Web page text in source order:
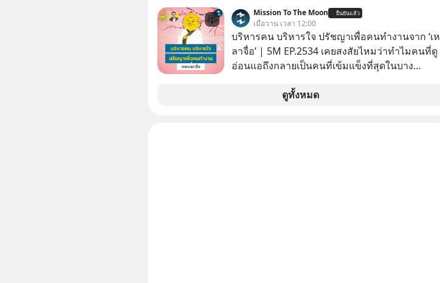
อย่างไร? นี่คือเรื่องจริงที่เพิ่งเกิดขึ้นในมาเลเซีย เมื่อ
รัฐบาลประกาศงัด “กฎเหล็ก” สั่งบล็อกการนำเข้า
รถ EV ราคาถูกจากจีนแบบสายฟ้าแลบ ตั้งกำแพง
ราคานำเข้าขั้นต่ำสูงถึง 1.7 ล้านบาท! งานนี้ทำเอา
ค่ายยักษ์ใหญ่อย่าง BYD ที่เคยกวาดเรียบยอดขาย
ถึงกับสะดุดไปไม่เป็น แต่เบื้องหลังมาตรการสุดโต่ง
นี้ ไม่ใช่แค่การกีดกันทางการค้าธรรมดา แต่มันคือ
Mission To The Moon ยืนยันแล้ว
เมื่อวาน เวลา 12:00
บริหารคน บริหารใจ ปรัชญาเพื่อคนทำงานจาก ‘เห
ลาจื่อ’ | 5M EP.2534 เคยสงสัยไหมว่าทำไมคนที่ดู
อ่อนแอถึงกลายเป็นคนที่เข้มแข็งที่สุดในบาง
ถึงประสบความสำเร็จได้ไวกว่าใครเพื่อน? ไม่แน่ว่า
ดูทั้งหมด